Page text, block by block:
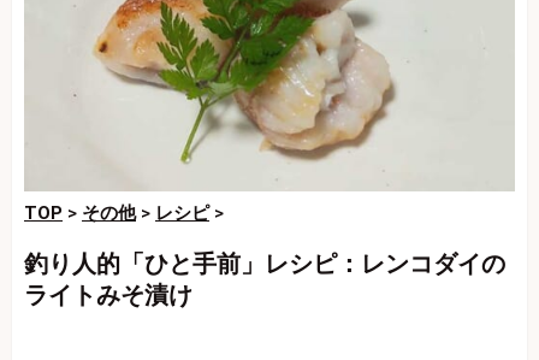
TOP > その他> レシピ>
釣り人的「ひと手前」レシピ：レンコダイの
ライトみそ漬け